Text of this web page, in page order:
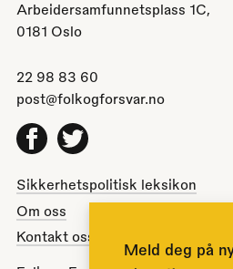
Arbeidersamfunnetsplass 1C,
0181 Oslo
22 98 83 60
post@folkogforsvar.no
Facebook
Twitter
Sikkerhetspolitisk leksikon
Om oss
Kontakt oss
Meld deg på